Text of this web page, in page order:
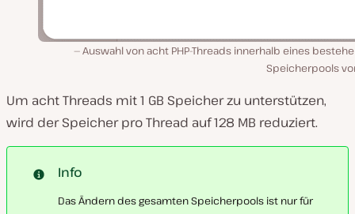
Auswahl von acht PHP-Threads innerhalb eines
Speicherpools
Um acht Threads mit 1 GB Speicher zu unterstützen,
wird der Speicher pro Thread auf 128 MB reduziert.
Info
Das Ändern des gesamten Speicherpools ist nur für